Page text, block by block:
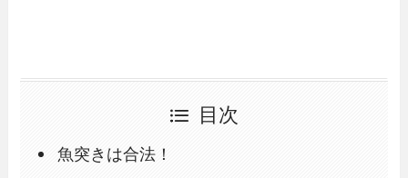
目次
魚突きは合法！